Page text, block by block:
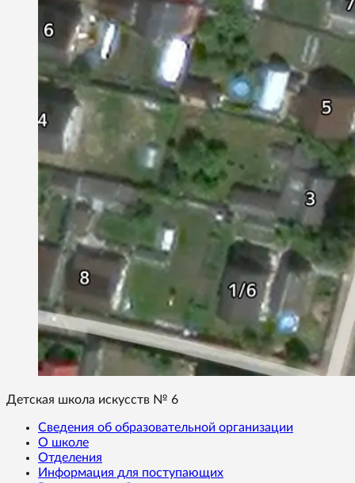
Детская школа искусств № 6
Сведения об образовательной организации
О школе
Отделения
Информация для поступающих